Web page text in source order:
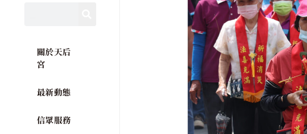
關於天后
宮
最新動態
信眾服務